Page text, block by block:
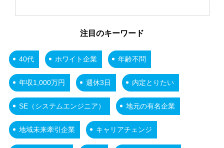
注目のキーワード
40代 ホワイト企業 年齢不問
年収1,000万円 週休3日 内定とりたい
SE（システムエンジニア） 地元の有名企業
地域未来牽引企業 キャリアチェンジ